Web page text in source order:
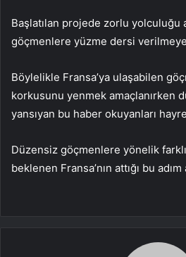
Başlatılan projede zorlu yolculuğu
göçmenlere yüzme dersi verilmeye
Böylelikle Fransa’ya ulaşabilen
korkusunu yenmek amaçlanırken
yansıyan bu haber okuyanları
Düzensiz göçmenlere yönelik
beklenen Fransa’nın attığı bu